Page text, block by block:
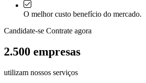
O melhor custo benefício do mercado.
Candidate-se Contrate agora
2.500 empresas
utilizam nossos serviços